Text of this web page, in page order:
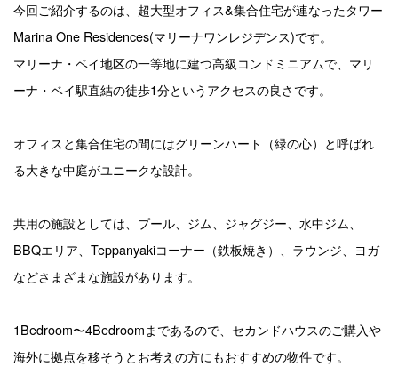
今回ご紹介するのは、超大型オフィス&集合住宅が連なったタワー
Marina One Residences(マリーナワンレジデンス)です。
マリーナ・ベイ地区の一等地に建つ高級コンドミニアムで、マリ
ーナ・ベイ駅直結の徒歩1分というアクセスの良さです。
オフィスと集合住宅の間にはグリーンハート（緑の心）と呼ばれ
る大きな中庭がユニークな設計。
共用の施設としては、プール、ジム、ジャグジー、水中ジム、
BBQエリア、Teppanyakiコーナー（鉄板焼き）、ラウンジ、ヨガ
などさまざまな施設があります。
1Bedroom〜4Bedroomまであるので、セカンドハウスのご購入や
海外に拠点を移そうとお考えの方にもおすすめの物件です。